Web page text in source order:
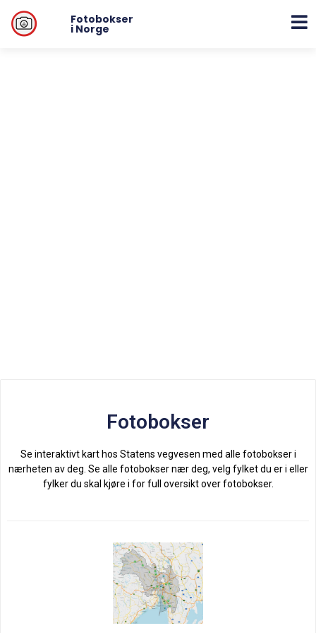
Fotobokser
i Norge
Fotobokser
Se interaktivt kart hos Statens vegvesen med alle fotobokser i
nærheten av deg. Se alle fotobokser nær deg, velg fylket du er i eller
fylker du skal kjøre i for full oversikt over fotobokser.